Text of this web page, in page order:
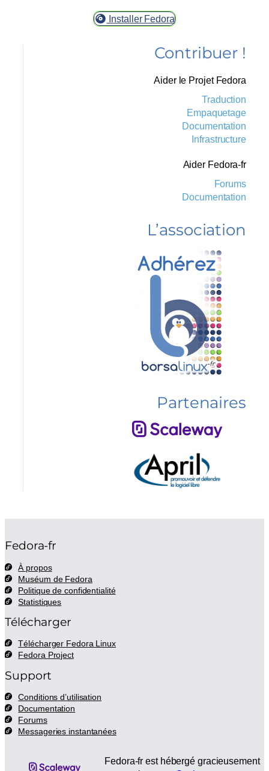
Installer Fedora
Contribuer !
Aider le Projet Fedora
Traduction
Empaquetage
Documentation
Infrastructure
Aider Fedora-fr
Forums
Documentation
L’association
Partenaires
Fedora-fr
À propos
Muséum de Fedora
Politique de confidentialité
Statistiques
Télécharger
Télécharger Fedora Linux
Fedora Project
Support
Conditions d’utilisation
Documentation
Forums
Messageries instantanées
Fedora-fr est hébergé gracieusement